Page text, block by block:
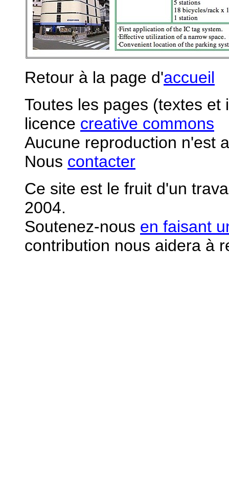
Retour à la page d'accueil
Toutes les pages (textes
licence creative commons
Aucune reproduction n'est
Nous contacter
Ce site est le fruit d'un
2004.
Soutenez-nous en faisant
contribution nous aidera à